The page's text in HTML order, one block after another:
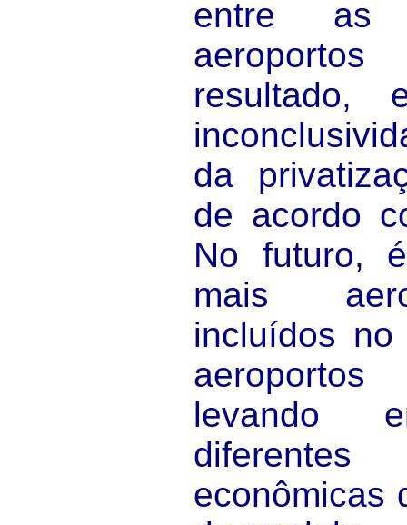
entre as
aeroportos
resultado,
da
de acordo
No futuro,
mais
incluídos no
levando
econômicas